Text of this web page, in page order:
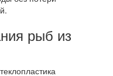
рыб из